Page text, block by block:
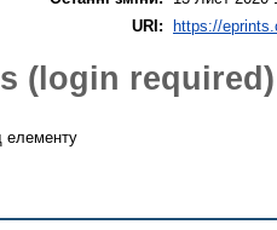
URI: https://
(login required)
елементу